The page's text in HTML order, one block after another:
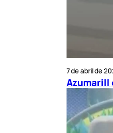
7 de abril de
Azumarill